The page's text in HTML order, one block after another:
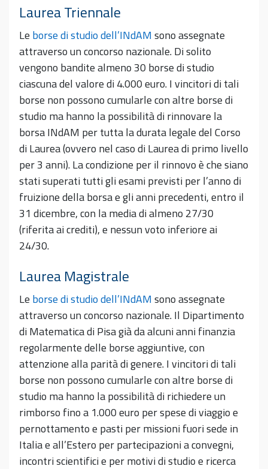
Laurea Triennale
Le borse di studio dell’INdAMsono assegnate
attraverso un concorso nazionale. Di solito
vengono bandite almeno 30 borse di studio
ciascuna del valore di 4.000 euro. I vincitori di tali
borse non possono cumularle con altre borse di
studio ma hanno la possibilità di rinnovare la
borsa INdAM per tutta la durata legale del Corso
di Laurea (ovvero nel caso di Laurea di primo livello
per 3 anni). La condizione per il rinnovo è che siano
stati superati tutti gli esami previsti per l’anno di
fruizione della borsa e gli anni precedenti, entro il
31 dicembre, con la media di almeno 27/30
(riferita ai crediti), e nessun voto inferiore ai
24/30.
Laurea Magistrale
Le borse di studio dell’INdAMsono assegnate
attraverso un concorso nazionale. Il Dipartimento
di Matematica di Pisa già da alcuni anni finanzia
regolarmente delle borse aggiuntive, con
attenzione alla parità di genere. I vincitori di tali
borse non possono cumularle con altre borse di
studio ma hanno la possibilità di richiedere un
rimborso fino a 1.000 euro per spese di viaggio e
pernottamento e pasti per missioni fuori sede in
Italia e all’Estero per partecipazioni a convegni,
incontri scientifici e per motivi di studio e ricerca